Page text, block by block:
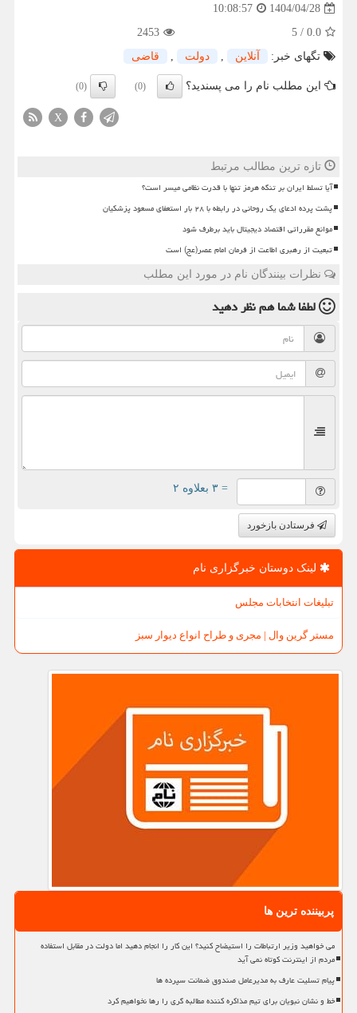
1404/04/28
10:08:57
0.0
/
5
2453
تگهای خبر:
آنلاین , دولت , قاضی
این مطلب نام را می پسندید؟ (0)
(0)
X
تازه ترین مطالب مرتبط
آیا تسلط ایران بر تنگه هرمز تنها با قدرت نظامی میسر است؟
پشت پرده ادعای یک روحانی در رابطه با ۲۸ بار استعفای مسعود پزشکیان
موانع مقرراتی اقتصاد دیجیتال باید برطرف شود
تبعیت از رهبری اطاعت از فرمان امام عصر(عج) است
نظرات بینندگان نام در مورد این مطلب
لطفا شما همنظر دهید
= ۳ بعلاوه ۲
فرستادن بازخورد
لینک دوستان خبرگزاری نام
تبلیغات انتخابات مجلس
مستر گرین وال | مجری و طراح انواع دیوار سبز
پربیننده ترین ها
می خواهید وزیر ارتباطات را استیضاح کنید؟ این کار را انجام دهید اما دولت در مقابل استفاده
مردم از اینترنت کوتاه نمی آید
پیام تسلیت عارف به مدیرعامل صندوق ضمانت سپرده ها
خط و نشان نبویان برای تیم مذاکره کننده مطالبه گری را رها نخواهیم کرد